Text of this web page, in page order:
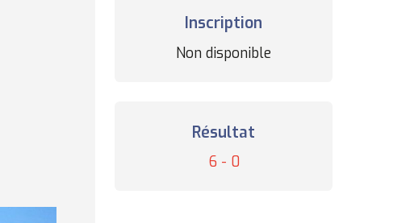
Inscription
Non disponible
Résultat
6 - 0